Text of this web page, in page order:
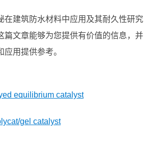
在建筑防水材料中应用及其耐久性研究
篇文章能够为您提供有价值的信息，并
用提供参考。
equilibrium catalyst
gel catalyst